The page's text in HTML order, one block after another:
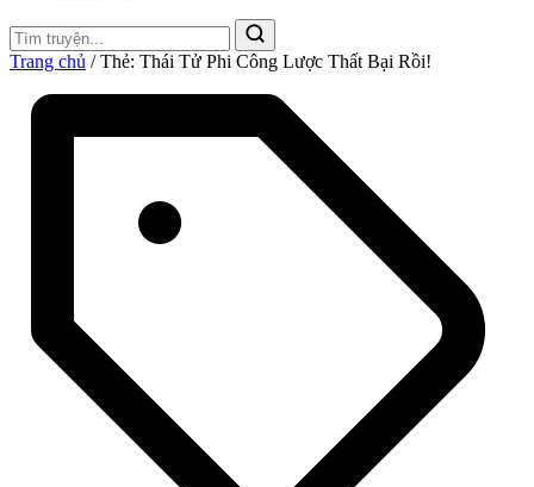
Trang chủ / Thẻ: Thái Tử Phi Công Lược Thất Bại Rồi!